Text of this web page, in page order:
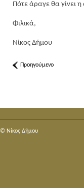
Πότε άραγε θα γίνει
Φιλικά,
Νίκος Δήμου
Προηγούμενο
© Nίκος Δήμου